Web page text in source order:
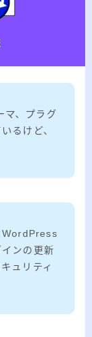
～2026年3
初撮り
マ、プラグ
るけど、
WordPress
ンの更新
ュリティ